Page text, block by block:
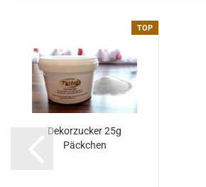
TOP
Dekorzucker 25g
Päckchen